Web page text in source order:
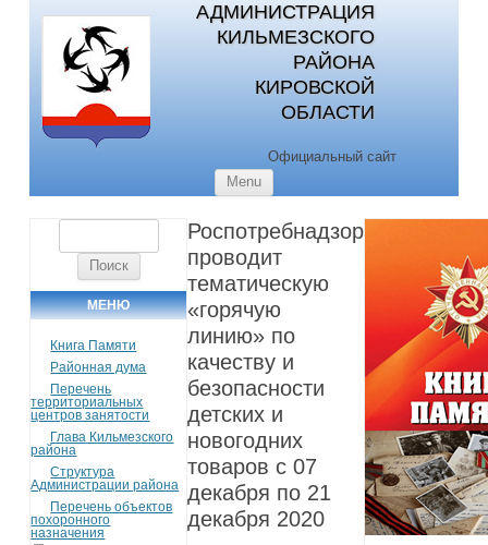
АДМИНИСТРАЦИЯ
КИЛЬМЕЗСКОГО
РАЙОНА
КИРОВСКОЙ
ОБЛАСТИ
Официальный сайт
Menu
МЕНЮ
Книга Памяти
Районная дума
Перечень
территориальных
центров занятости
Глава Кильмезского
района
Структура
Администрации района
Перечень объектов
похоронного
назначения
Роспотребнадзор
проводит
тематическую
«горячую
линию» по
качеству и
безопасности
детских и
новогодних
товаров с 07
декабря по 21
декабря 2020